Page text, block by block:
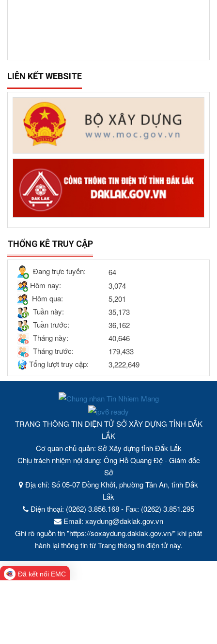
LIÊN KẾT WEBSITE
THỐNG KÊ TRUY CẬP
Đang trực tuyến:
64
Hôm nay:
3,074
Hôm qua:
5,201
Tuần này:
35,173
Tuần trước:
36,162
Tháng này:
40,646
Tháng trước:
179,433
Tổng lượt truy cập:
3,222,649
TRANG THÔNG TIN ĐIỆN TỬ SỞ XÂY DỰNG TỈNH ĐẮK
LẮK
Cơ quan chủ quản: Sở Xây dựng tỉnh Đắk Lắk
Chịu trách nhiệm nội dung: Ông Hồ Quang Đệ - Giám đốc
Sở
Địa chỉ: Số 05-07 Đồng Khởi, phường Tân An, tỉnh Đắk
Lắk
Điện thoại: (0262) 3.856.168 - Fax: (0262) 3.851.295
Email: xaydung@daklak.gov.vn
Ghi rõ nguồn tin "https://soxaydung.daklak.gov.vn/" khi phát
hành lại thông tin từ Trang thông tin điện tử này.
Đã kết nối EMC